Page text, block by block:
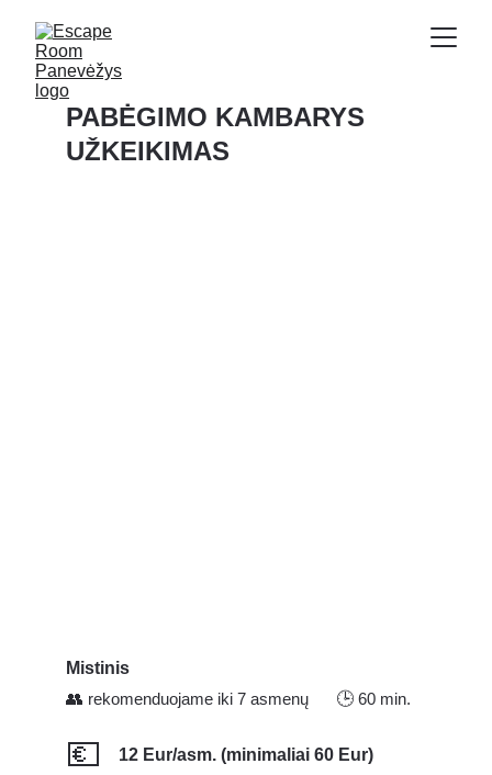
Mistinis
PABĖGIMO KAMBARYS
UŽKEIKIMAS
🕒 60 min.
12 Eur/asm. (minimaliai 60 Eur)
💶
👥 rekomenduojame iki 7 asmenų